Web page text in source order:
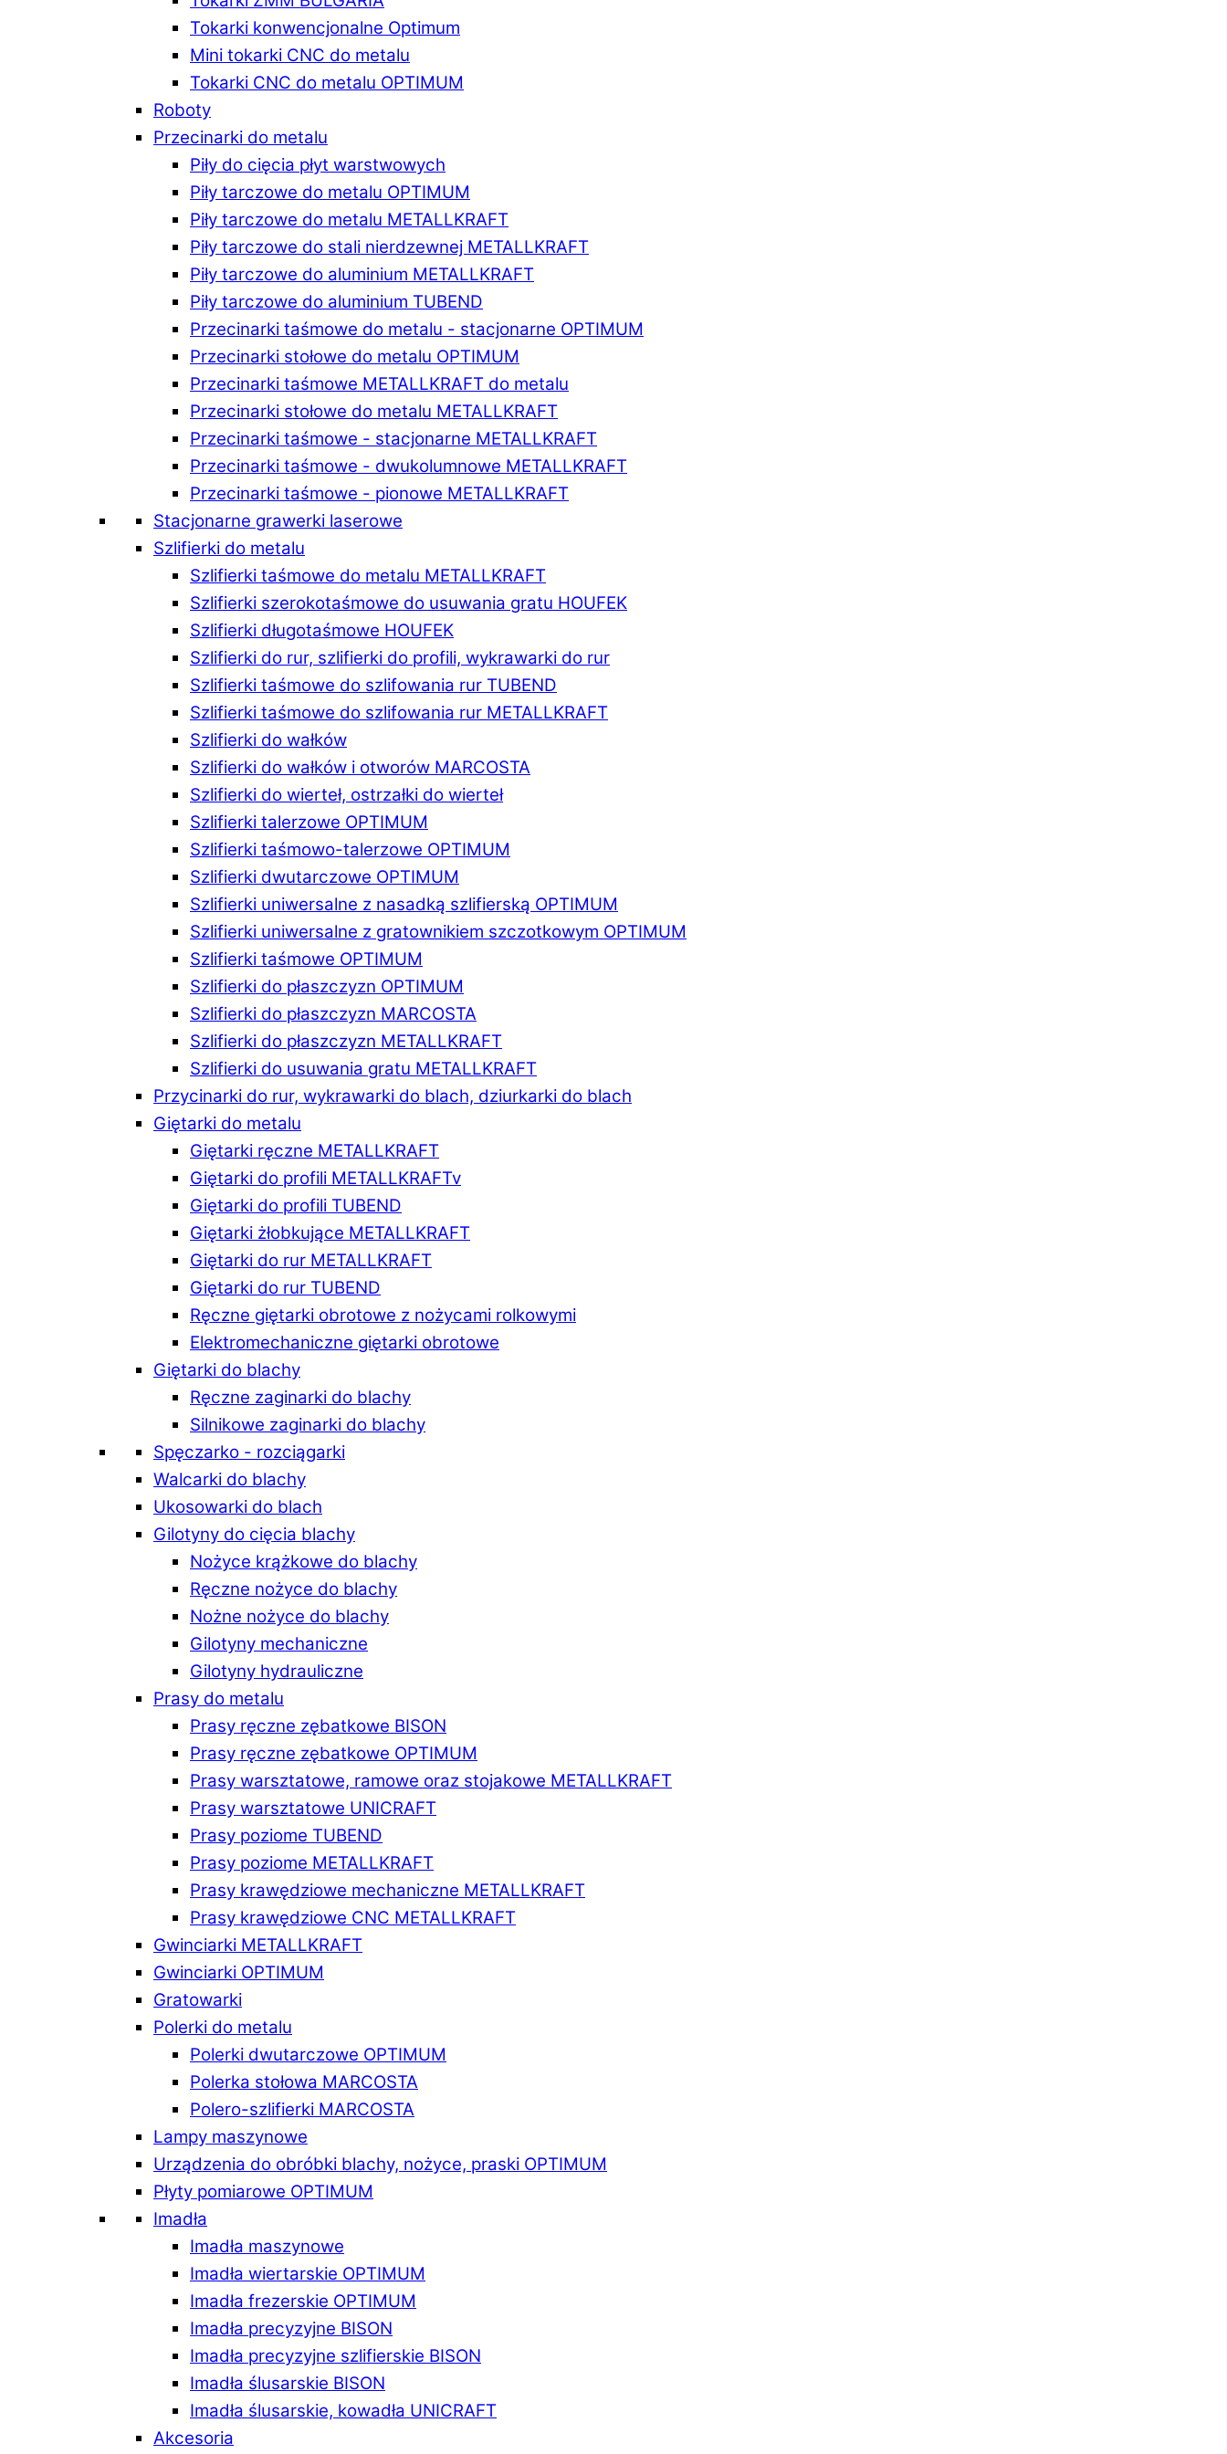
Tokarki konwencjonalne Optimum
Mini tokarki CNC do metalu
Tokarki CNC do metalu OPTIMUM
Roboty
Przecinarki do metalu
Piły do cięcia płyt warstwowych
Piły tarczowe do metalu OPTIMUM
Piły tarczowe do metalu METALLKRAFT
Piły tarczowe do stali nierdzewnej METALLKRAFT
Piły tarczowe do aluminium METALLKRAFT
Piły tarczowe do aluminium TUBEND
Przecinarki taśmowe do metalu - stacjonarne OPTIMUM
Przecinarki stołowe do metalu OPTIMUM
Przecinarki taśmowe METALLKRAFT do metalu
Przecinarki stołowe do metalu METALLKRAFT
Przecinarki taśmowe - stacjonarne METALLKRAFT
Przecinarki taśmowe - dwukolumnowe METALLKRAFT
Przecinarki taśmowe - pionowe METALLKRAFT
Stacjonarne grawerki laserowe
Szlifierki do metalu
Szlifierki taśmowe do metalu METALLKRAFT
Szlifierki szerokotaśmowe do usuwania gratu HOUFEK
Szlifierki długotaśmowe HOUFEK
Szlifierki do rur, szlifierki do profili, wykrawarki do rur
Szlifierki taśmowe do szlifowania rur TUBEND
Szlifierki taśmowe do szlifowania rur METALLKRAFT
Szlifierki do wałków
Szlifierki do wałków i otworów MARCOSTA
Szlifierki do wierteł, ostrzałki do wierteł
Szlifierki talerzowe OPTIMUM
Szlifierki taśmowo-talerzowe OPTIMUM
Szlifierki dwutarczowe OPTIMUM
Szlifierki uniwersalne z nasadką szlifierską OPTIMUM
Szlifierki uniwersalne z gratownikiem szczotkowym OPTIMUM
Szlifierki taśmowe OPTIMUM
Szlifierki do płaszczyzn OPTIMUM
Szlifierki do płaszczyzn MARCOSTA
Szlifierki do płaszczyzn METALLKRAFT
Szlifierki do usuwania gratu METALLKRAFT
Przycinarki do rur, wykrawarki do blach, dziurkarki do blach
Giętarki do metalu
Giętarki ręczne METALLKRAFT
Giętarki do profili METALLKRAFTv
Giętarki do profili TUBEND
Giętarki żłobkujące METALLKRAFT
Giętarki do rur METALLKRAFT
Giętarki do rur TUBEND
Ręczne giętarki obrotowe z nożycami rolkowymi
Elektromechaniczne giętarki obrotowe
Giętarki do blachy
Ręczne zaginarki do blachy
Silnikowe zaginarki do blachy
Spęczarko - rozciągarki
Walcarki do blachy
Ukosowarki do blach
Gilotyny do cięcia blachy
Nożyce krążkowe do blachy
Ręczne nożyce do blachy
Nożne nożyce do blachy
Gilotyny mechaniczne
Gilotyny hydrauliczne
Prasy do metalu
Prasy ręczne zębatkowe BISON
Prasy ręczne zębatkowe OPTIMUM
Prasy warsztatowe, ramowe oraz stojakowe METALLKRAFT
Prasy warsztatowe UNICRAFT
Prasy poziome TUBEND
Prasy poziome METALLKRAFT
Prasy krawędziowe mechaniczne METALLKRAFT
Prasy krawędziowe CNC METALLKRAFT
Gwinciarki METALLKRAFT
Gwinciarki OPTIMUM
Gratowarki
Polerki do metalu
Polerki dwutarczowe OPTIMUM
Polerka stołowa MARCOSTA
Polero-szlifierki MARCOSTA
Lampy maszynowe
Urządzenia do obróbki blachy, nożyce, praski OPTIMUM
Płyty pomiarowe OPTIMUM
Imadła
Imadła maszynowe
Imadła wiertarskie OPTIMUM
Imadła frezerskie OPTIMUM
Imadła precyzyjne BISON
Imadła precyzyjne szlifierskie BISON
Imadła ślusarskie BISON
Imadła ślusarskie, kowadła UNICRAFT
Akcesoria